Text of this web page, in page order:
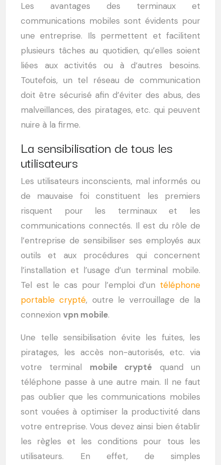
Les avantages des terminaux et
communications mobiles sont évidents pour
une entreprise. Ils permettent et facilitent
plusieurs tâches au quotidien, qu’elles soient
liées aux activités ou à d‘autres besoins.
Toutefois, un tel réseau de communication
doit être sécurisé afin d’éviter des abus, des
malveillances, des piratages, etc. qui peuvent
nuire à la firme.
La sensibilisation de tous les
utilisateurs
Les utilisateurs inconscients, mal informés ou
de mauvaise foi constituent les premiers
risquent pour les terminaux et les
communications connectés. Il est du rôle de
l’entreprise de sensibiliser ses employés aux
outils et aux procédures qui concernent
l’installation et l’usage d’un terminal mobile.
Tel est le cas pour l’emploi d’un téléphone
portable crypté, outre le verrouillage de la
connexion vpn mobile.
Une telle sensibilisation évite les fuites, les
piratages, les accès non-autorisés, etc. via
votre terminal mobile crypté quand un
téléphone passe à une autre main. Il ne faut
pas oublier que les communications mobiles
sont vouées à optimiser la productivité dans
votre entreprise. Vous devez ainsi bien établir
les règles et les conditions pour tous les
utilisateurs. En effet, de simples